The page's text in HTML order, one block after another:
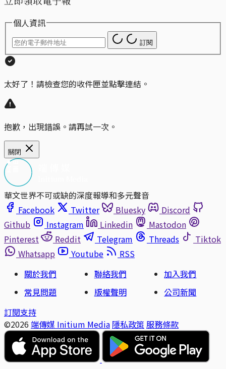
個人資訊
訂閱
太好了！請檢查您的收件匣並點擊連結。
抱歉，出現錯誤。請再試一次。
關閉
華文世界不可或缺的深度報導和多元聲音
Facebook
Twitter Bluesky
Discord
Github
Instagram Linkedin
Mastodon
Pinterest
Reddit Telegram Threads
Tiktok
Whatsapp
Youtube
RSS
關於我們
聯絡我們
加入我們
常見問題
版權聲明
公司新聞
訂閱支持
©2026 端傳媒 Initium Media 隱私政策 服務條款